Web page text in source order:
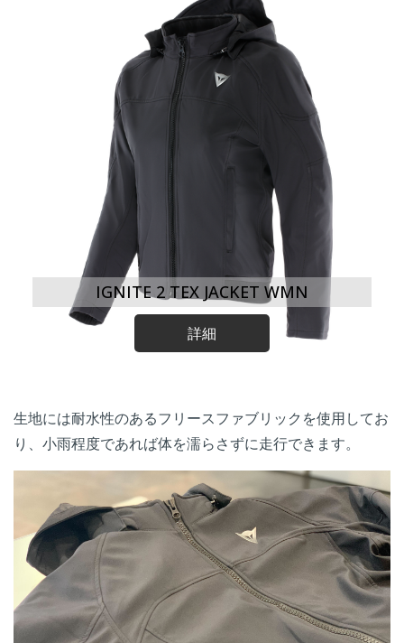
IGNITE 2 TEX JACKET WMN
詳細
生地には耐水性のあるフリースファブリックを使用してお
り、小雨程度であれば体を濡らさずに走行できます。